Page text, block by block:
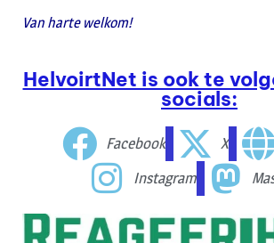
Van harte welkom!
HelvoirtNet is ook te
socials:
Facebook X
Instagram